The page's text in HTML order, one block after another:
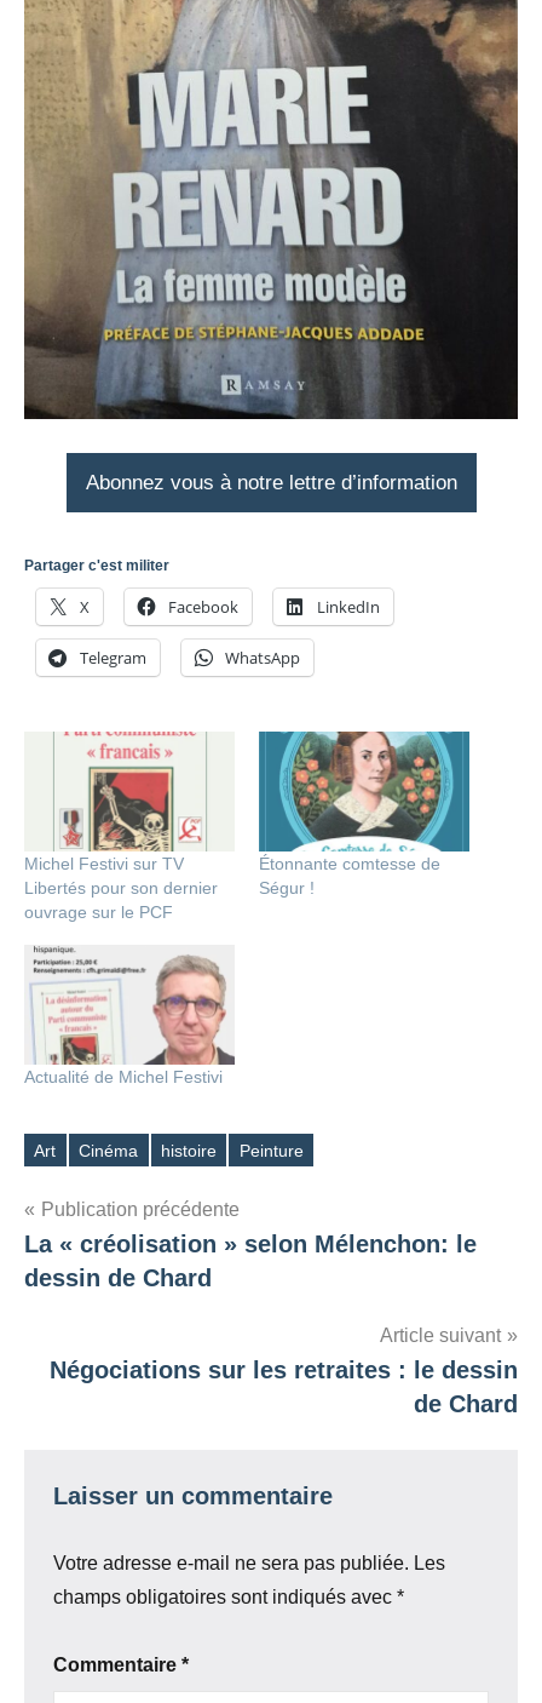
Abonnez vous à notre lettre d’information
Partager c'est militer
X Facebook LinkedIn
Telegram WhatsApp
Michel Festivi sur TV
Libertés pour son dernier
ouvrage sur le PCF
Étonnante comtesse de
Ségur !
Actualité de Michel Festivi
Étiquettes
Art Cinéma histoire Peinture
Navigation
de
Publication précédente
La « créolisation » selon Mélenchon: le
dessin de Chard
Article suivant
Négociations sur les retraites : le dessin
de Chard
Laisser un commentaire
Votre adresse e-mail ne sera pas publiée. Les
champs obligatoires sont indiqués avec *
Commentaire *